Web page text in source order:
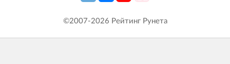
©2007-2026 Рейтинг Рунета